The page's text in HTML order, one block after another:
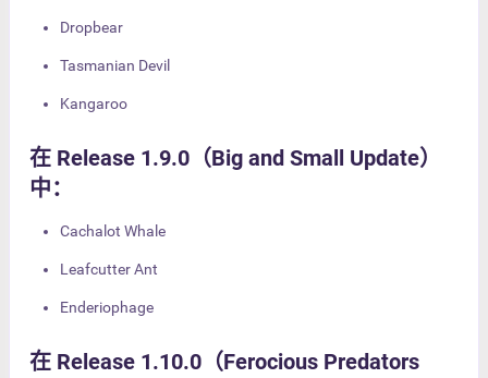
Dropbear
Tasmanian Devil
Kangaroo
在 Release 1.9.0（Big and Small Update）
中：
Cachalot Whale
Leafcutter Ant
Enderiophage
在 Release 1.10.0（Ferocious Predators